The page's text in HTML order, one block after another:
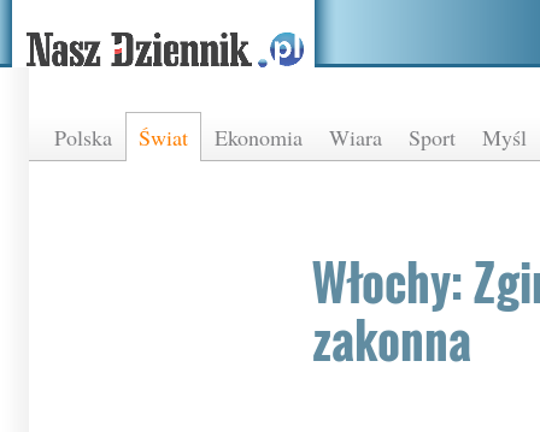
Polska Świat Ekonomia Wiara Sport Myśl
Włochy:
zakonna